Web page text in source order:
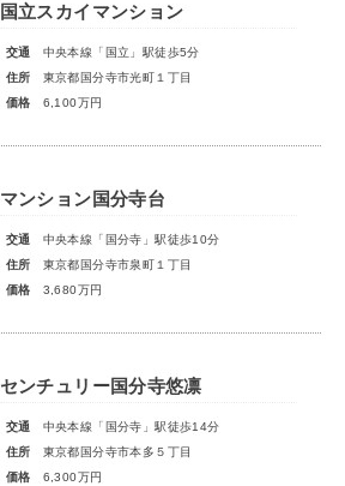
国立スカイマンション
交通
中央本線「国立」駅徒歩5分
住所
東京都国分寺市光町１丁目
価格
6,100万円
マンション国分寺台
交通
中央本線「国分寺」駅徒歩10分
住所
東京都国分寺市泉町１丁目
価格
3,680万円
センチュリー国分寺悠凛
交通
中央本線「国分寺」駅徒歩14分
住所
東京都国分寺市本多５丁目
価格
6,300万円